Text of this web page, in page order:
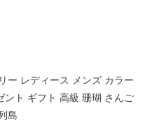
ー レディース メンズ カラー
ント ギフト 高級 珊瑚 さんご
島